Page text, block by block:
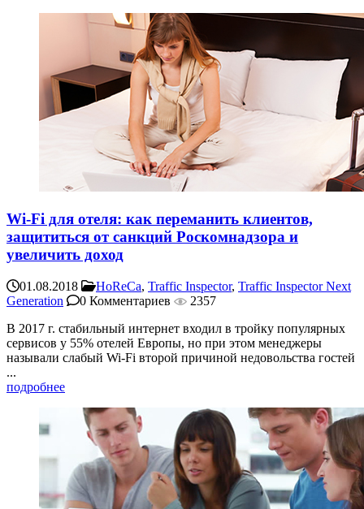
Wi-Fi для отеля: как переманить клиентов,
защититься от санкций Роскомнадзора и
увеличить доход
01.08.2018 HoReCa, Traffic Inspector, Traffic Inspector Next
Generation
0 Комментариев
2357
В 2017 г. стабильный интернет входил в тройку популярных
сервисов у 55% отелей Европы, но при этом менеджеры
называли слабый Wi-Fi второй причиной недовольства гостей
...
подробнее